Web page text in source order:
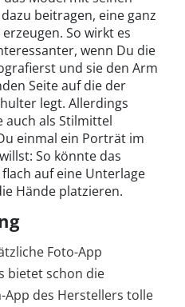
beitragen, eine ganz
So wirkt es
wenn Du die
und sie den Arm
Seite auf die der
legt. Allerdings
auch als Stilmittel
einmal ein Porträt im
So könnte das
auf eine Unterlage
Hände platzieren.
Foto-App
bietet schon die
des Herstellers tolle